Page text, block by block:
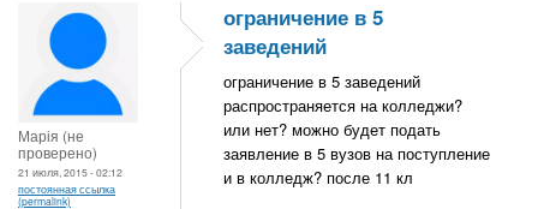
Марія (не
проверено)
21 июля, 2015 - 02:12
постоянная ссылка
(permalink)
ограничение в 5
заведений
ограничение в 5 заведений
распространяется на колледжи?
или нет? можно будет подать
заявление в 5 вузов на поступление
и в колледж? после 11 кл